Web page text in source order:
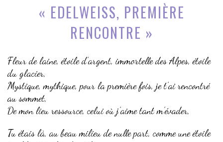
« EDELWEISS, PREMIÈRE
RENCONTRE »
Fleur de laine, étoile d’argent, immortelle des Alpes, étoile
du glacier,
Mystique, mythique, pour la première fois, je t’ai rencontré
au sommet,
De mon lieu ressource, celui où j’aime tant m’évader,
Tu étais là, au beau milieu de nulle part, comme une étoile